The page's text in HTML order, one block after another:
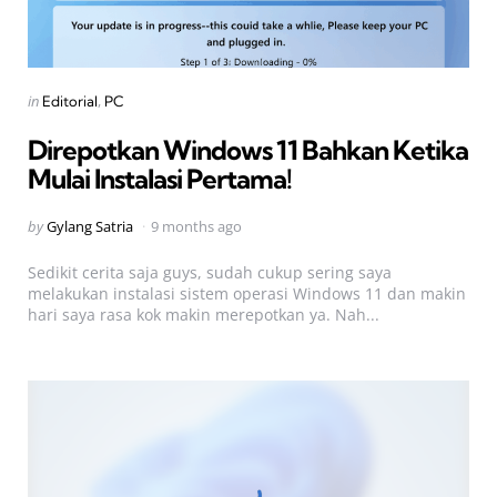
Categories
Posted
in Editorial PC
Direpotkan Windows 11 Bahkan Ketika
Mulai Instalasi Pertama!
Posted
byGylang Satria 9 months ago
Sedikit cerita saja guys, sudah cukup sering saya
melakukan instalasi sistem operasi Windows 11 dan makin
hari saya rasa kok makin merepotkan ya. Nah...